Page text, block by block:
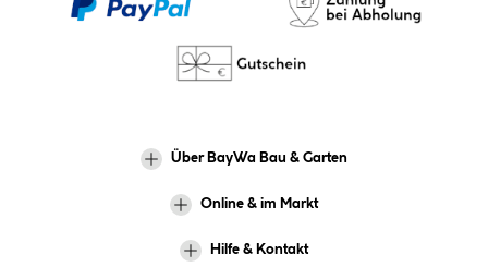
Über BayWa Bau & Garten
Online & im Markt
Hilfe & Kontakt